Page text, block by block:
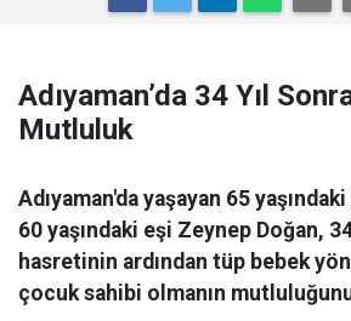
Adıyaman’da 34 Yıl
Mutluluk
Adıyaman'da yaşayan 65
60 yaşındaki eşi Zeynep Doğan,
hasretinin ardından tüp bebek
çocuk sahibi olmanın